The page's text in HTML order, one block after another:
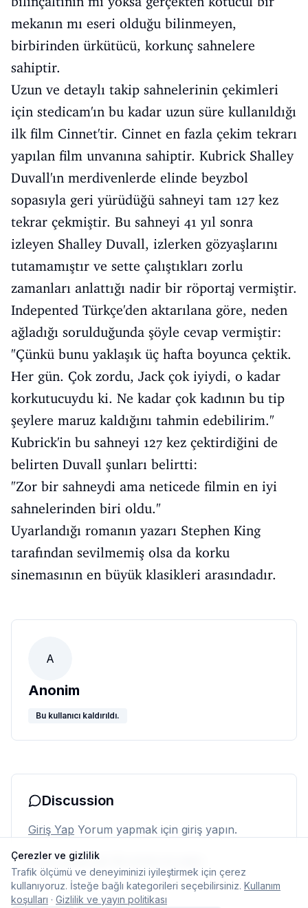
mekanın mı eseri olduğu bilinmeyen,
birbirinden ürkütücü, korkunç sahnelere
sahiptir.
Uzun ve detaylı takip sahnelerinin çekimleri
için stedicam'ın bu kadar uzun süre kullanıldığı
ilk film Cinnet'tir. Cinnet en fazla çekim tekrarı
yapılan film unvanına sahiptir. Kubrick Shalley
Duvall'ın merdivenlerde elinde beyzbol
sopasıyla geri yürüdüğü sahneyi tam 127 kez
tekrar çekmiştir. Bu sahneyi 41 yıl sonra
izleyen Shalley Duvall, izlerken gözyaşlarını
tutamamıştır ve sette çalıştıkları zorlu
zamanları anlattığı nadir bir röportaj vermiştir.
Indepented Türkçe'den aktarılana göre, neden
ağladığı sorulduğunda şöyle cevap vermiştir:
"Çünkü bunu yaklaşık üç hafta boyunca çektik.
Her gün. Çok zordu, Jack çok iyiydi, o kadar
korkutucuydu ki. Ne kadar çok kadının bu tip
şeylere maruz kaldığını tahmin edebilirim."
Kubrick'in bu sahneyi 127 kez çektirdiğini de
belirten Duvall şunları belirtti:
"Zor bir sahneydi ama neticede filmin en iyi
sahnelerinden biri oldu."
Uyarlandığı romanın yazarı Stephen King
tarafından sevilmemiş olsa da korku
sinemasının en büyük klasikleri arasındadır.
A
Anonim
Bu kullanıcı kaldırıldı.
Discussion
Giriş Yap Yorum yapmak için giriş yapın.
Henüz yorum yok. İlk yorumu siz yapın.
Çerezler ve gizlilik
Trafik ölçümü ve deneyiminizi iyileştirmek için çerez
kullanıyoruz. İsteğe bağlı kategorileri seçebilirsiniz. Kullanım
koşulları · Gizlilik ve yayın politikası